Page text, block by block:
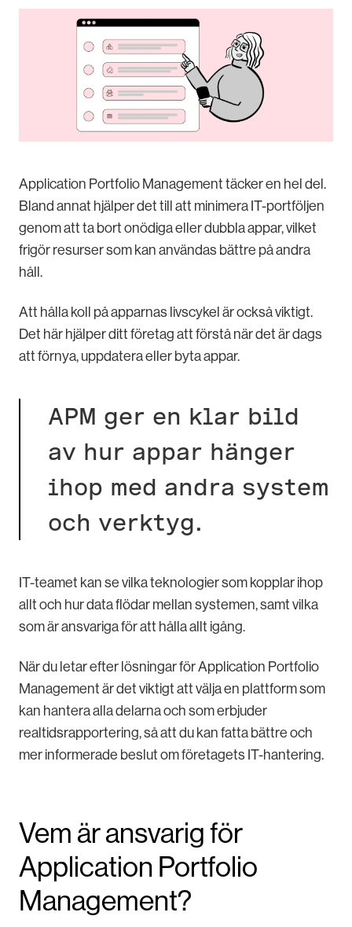
Application Portfolio Management täcker en hel del.
Bland annat hjälper det till att minimera IT-portföljen
genom att ta bort onödiga eller dubbla appar, vilket
frigör resurser som kan användas bättre på andra
håll.
Att hålla koll på apparnas livscykel är också viktigt.
Det här hjälper ditt företag att förstå när det är dags
att förnya, uppdatera eller byta appar.
APM ger en klar bild
av hur appar hänger
ihop med andra system
och verktyg.
IT-teamet kan se vilka teknologier som kopplar ihop
allt och hur data flödar mellan systemen, samt vilka
som är ansvariga för att hålla allt igång.
När du letar efter lösningar för Application Portfolio
Management är det viktigt att välja en plattform som
kan hantera alla delarna och som erbjuder
realtidsrapportering, så att du kan fatta bättre och
mer informerade beslut om företagets IT-hantering.
Vem är ansvarig för
Application Portfolio
Management?